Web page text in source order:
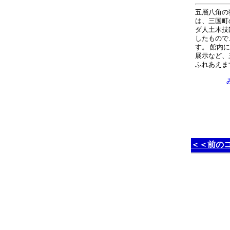
五層八角
は、三国
ダ人土木
したもの
す。 館内
展示など
ふれあえま
＜＜前の